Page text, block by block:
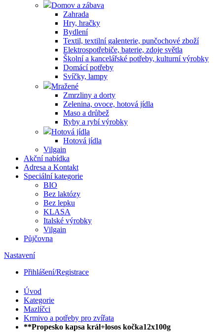
Domov a zábava
Zahrada
Hry, hračky
Bydlení
Textil, textilní galenterie, punčochové zboží
Elektrospotřebiče, baterie, zdoje světla
Školní a kancelářské potřeby, kulturní výrobky
Domácí potřeby
Svíčky, lampy
Mražené
Zmrzliny a dorty
Zelenina, ovoce, hotová jídla
Maso a drůbež
Ryby a rybí výrobky
Hotová jídla
Hotová jídla
Vilgain
Akční nabídka
Adresa a Kontakt
Speciální kategorie
BIO
Bez laktózy
Bez lepku
KLASA
Italské výrobky
Vilgain
Půjčovna
Nastavení
Přihlášení/Registrace
Úvod
Kategorie
Mazlíčci
Krmivo a potřeby pro zvířata
**Propesko kapsa král+losos kočka12x100g